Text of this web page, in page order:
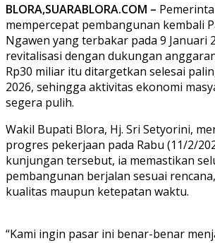
BLORA,SUARABLORA.COM –
mempercepat pembangunan kembali
Ngawen yang terbakar pada 9 Januari
revitalisasi dengan dukungan
Rp30 miliar itu ditargetkan selesai
2026, sehingga aktivitas ekonomi
segera pulih.
Wakil Bupati Blora, Hj. Sri Setyorini,
progres pekerjaan pada Rabu (11/2/
kunjungan tersebut, ia memastikan
pembangunan berjalan sesuai
kualitas maupun ketepatan waktu.
“Kami ingin pasar ini benar-benar